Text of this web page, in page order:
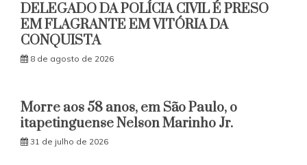
DELEGADO DA POLÍCIA CIVIL É PRESO
EM FLAGRANTE EM VITÓRIA DA
CONQUISTA
8 de agosto de 2026
Morre aos 58 anos, em São Paulo, o
itapetinguense Nelson Marinho Jr.
31 de julho de 2026